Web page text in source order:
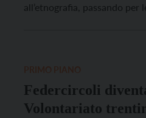
all’etnografia, passando per
Federcircoli
Volontariato